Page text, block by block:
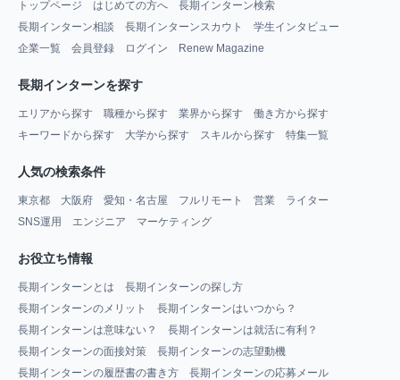
トップページ はじめての方へ
長期インターン検索
長期インターン相談
長期インターンスカウト
学生インタビュー
企業一覧
会員登録 ログイン Renew Magazine
長期インターンを探す
エリアから探す 職種から探す 業界から探す
働き方から探す
キーワードから探す
大学から探す スキルから探す 特集一覧
人気の検索条件
東京都 大阪府 愛知・名古屋 フルリモート 営業
ライター
SNS運用
エンジニア マーケティング
お役立ち情報
長期インターンとは
長期インターンの探し方
長期インターンのメリット
長期インターンはいつから？
長期インターンは意味ない？
長期インターンは就活に有利？
長期インターンの面接対策
長期インターンの志望動機
長期インターンの履歴書の書き方
長期インターンの応募メール